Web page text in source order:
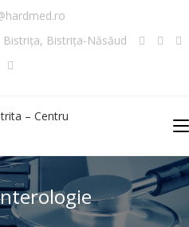
Bistrița, Bistrița-Năsăud